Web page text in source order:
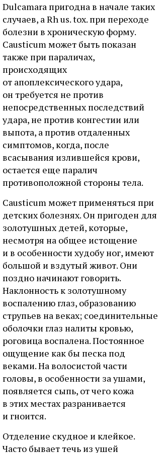
Dulcamara пригодна в начале таких
случаев, a Rh us. tox. при переходе
болезни в хроническую форму.
Causticum может быть показан
также при параличах,
происходящих
от апоплексического удара,
он требуется не против
непосредственных последствий
удара, не против конгестии или
выпота, а против отдаленных
симптомов, когда, после
всасывания излившейся крови,
остается еще паралич
противоположной стороны тела.
Causticum может применяться при
детских болезнях. Он пригоден для
золотушных детей, которые,
несмотря на общее истощение
и в особенности худобу ног, имеют
большой и вздутый живот. Они
поздно начинают говорить.
Наклонность к золотушному
воспалению глаз, образованию
струпьев на веках; соединительные
оболочки глаз налиты кровью,
роговица воспалена. Постоянное
ощущение как бы песка под
веками. На волосистой части
головы, в особенности за ушами,
появляется сыпь, от чего кожа
в этих местах разранивается
и гноится.
Отделение скудное и клейкое.
Часто бывает течь из ушей